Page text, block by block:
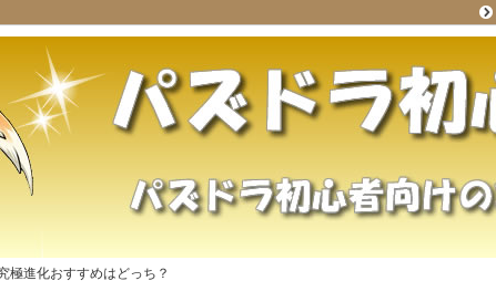
極進化おすすめはどっち？